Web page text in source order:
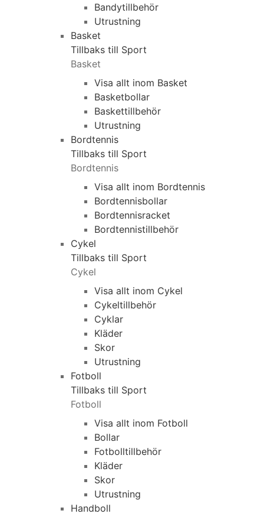
Bandytillbehör
Utrustning
Basket
Tillbaks till Sport
Basket
Visa allt inom Basket
Basketbollar
Baskettillbehör
Utrustning
Bordtennis
Tillbaks till Sport
Bordtennis
Visa allt inom Bordtennis
Bordtennisbollar
Bordtennisracket
Bordtennistillbehör
Cykel
Tillbaks till Sport
Cykel
Visa allt inom Cykel
Cykeltillbehör
Cyklar
Kläder
Skor
Utrustning
Fotboll
Tillbaks till Sport
Fotboll
Visa allt inom Fotboll
Bollar
Fotbolltillbehör
Kläder
Skor
Utrustning
Handboll